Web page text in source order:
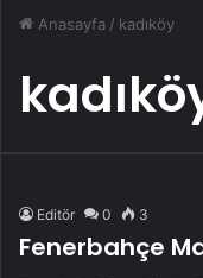
Anasayfa / kadıköy
Editör 0 3
Fenerbahçe